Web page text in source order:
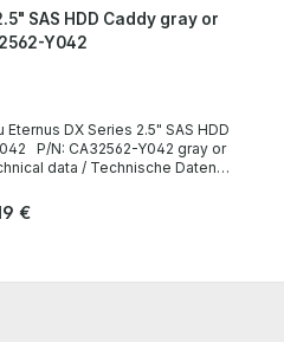
SAS HDD Caddy gray or
Y042
or
1 x Fujitsu Eternus
Preis:
€